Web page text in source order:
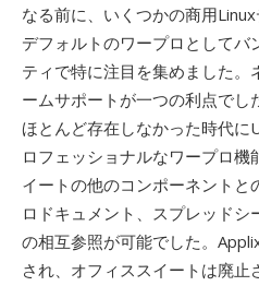
なる前に、いくつかの商用
デフォルトのワープロとしてバ
ティで特に注目を集めました。
ームサポートが一つの利点で
ほとんど存在しなかった時代に
ロフェッショナルなワープロ機
イートの他のコンポーネント
ロドキュメント、スプレッド
の相互参照が可能でした。
され、オフィススイートは廃止